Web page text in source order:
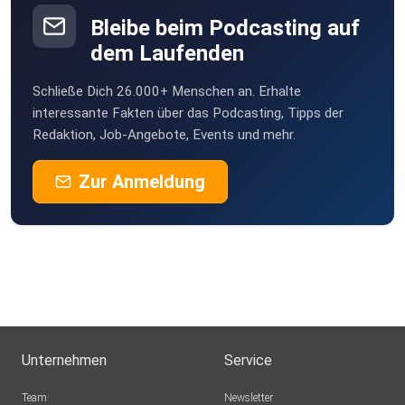
Mönchengladbach
Bleibe beim Podcasting auf
dem Laufenden
Schließe Dich 26.000+ Menschen an. Erhalte
interessante Fakten über das Podcasting, Tipps der
Redaktion, Job-Angebote, Events und mehr.
Zur Anmeldung
Unternehmen
Team
Service
Newsletter